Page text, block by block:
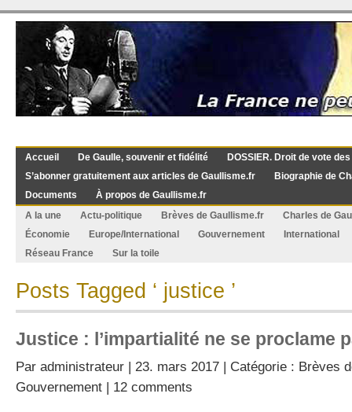
Accueil De Gaulle, souvenir et fidélité
DOSSIER. Droit de vote
S’abonner gratuitement aux articles de Gaullisme.fr
Biographie de
Documents
À propos de Gaullisme.fr
A la une
Actu-politique Brèves de Gaullisme.fr
Charles de
Économie
Europe/International Gouvernement
International
Réseau France
Sur la toile
Posts Tagged ‘ justice ’
Justice : l’impartialité ne se proclame
Par administrateur | 23. mars 2017 | Catégorie : Brèves
Gouvernement | 12 comments